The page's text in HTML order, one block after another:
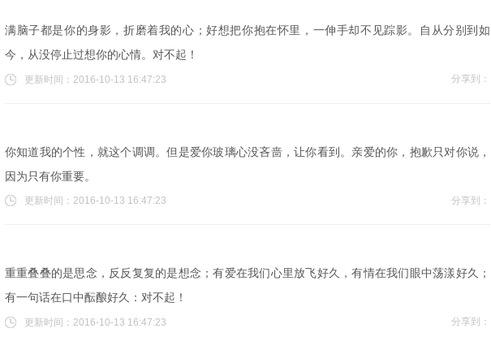
满脑子都是你的身影，折磨着我的心；好想把你抱在怀里，一伸手却不见踪影。自从分别到如
今，从没停止过想你的心情。对不起！
更新时间：2016-10-13 16:47:23 分享到：
你知道我的个性，就这个调调。但是爱你玻璃心没吝啬，让你看到。亲爱的你，抱歉只对你说，
因为只有你重要。
更新时间：2016-10-13 16:47:23 分享到：
重重叠叠的是思念，反反复复的是想念；有爱在我们心里放飞好久，有情在我们眼中荡漾好久；
有一句话在口中酝酿好久：对不起！
更新时间：2016-10-13 16:47:23 分享到：